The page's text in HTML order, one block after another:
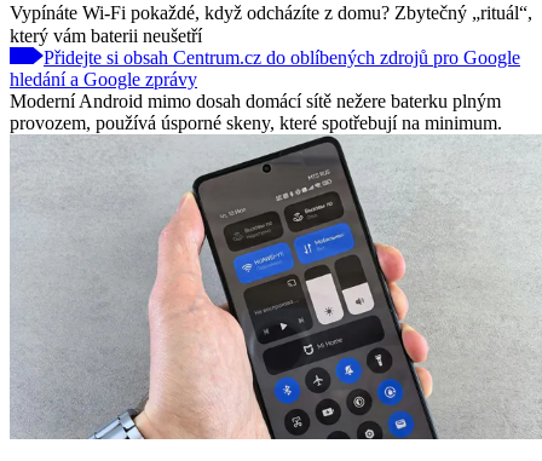
Vypínáte Wi-Fi pokaždé, když odcházíte z domu? Zbytečný „rituál“,
který vám baterii neušetří
Přidejte si obsah Centrum.cz do oblíbených zdrojů pro Google
hledání a Google zprávy
Moderní Android mimo dosah domácí sítě nežere baterku plným
provozem, používá úsporné skeny, které spotřebují na minimum.